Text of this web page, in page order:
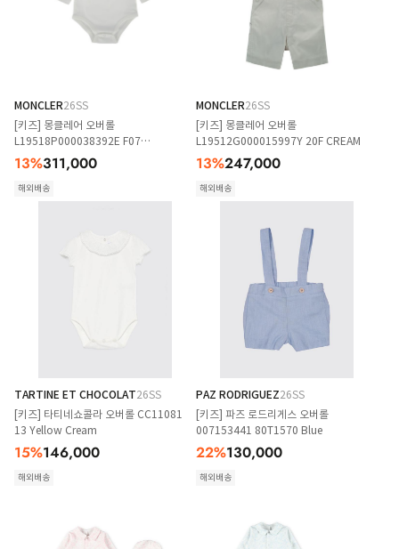
MONCLER26SS
[키즈] 몽클레어 오버롤
L19518P000038392E F07
WHITEBLACK
13%311,000
해외배송
MONCLER26SS
[키즈] 몽클레어 오버롤
L19512G000015997Y 20F CREAM
13%247,000
해외배송
TARTINE ET CHOCOLAT26SS
[키즈] 타티네쇼콜라 오버롤 CC11081
13 Yellow Cream
15%146,000
해외배송
PAZ RODRIGUEZ26SS
[키즈] 파즈 로드리게스 오버롤
007153441 80T1570 Blue
22%130,000
해외배송